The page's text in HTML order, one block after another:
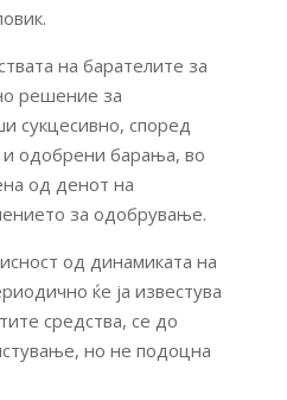
на барателите за
решение за
сукцесивно, според
и одобрени барања, во
од денот на
за одобрување.
од динамиката на
ќе ја известува
средства, се до
но не подоцна